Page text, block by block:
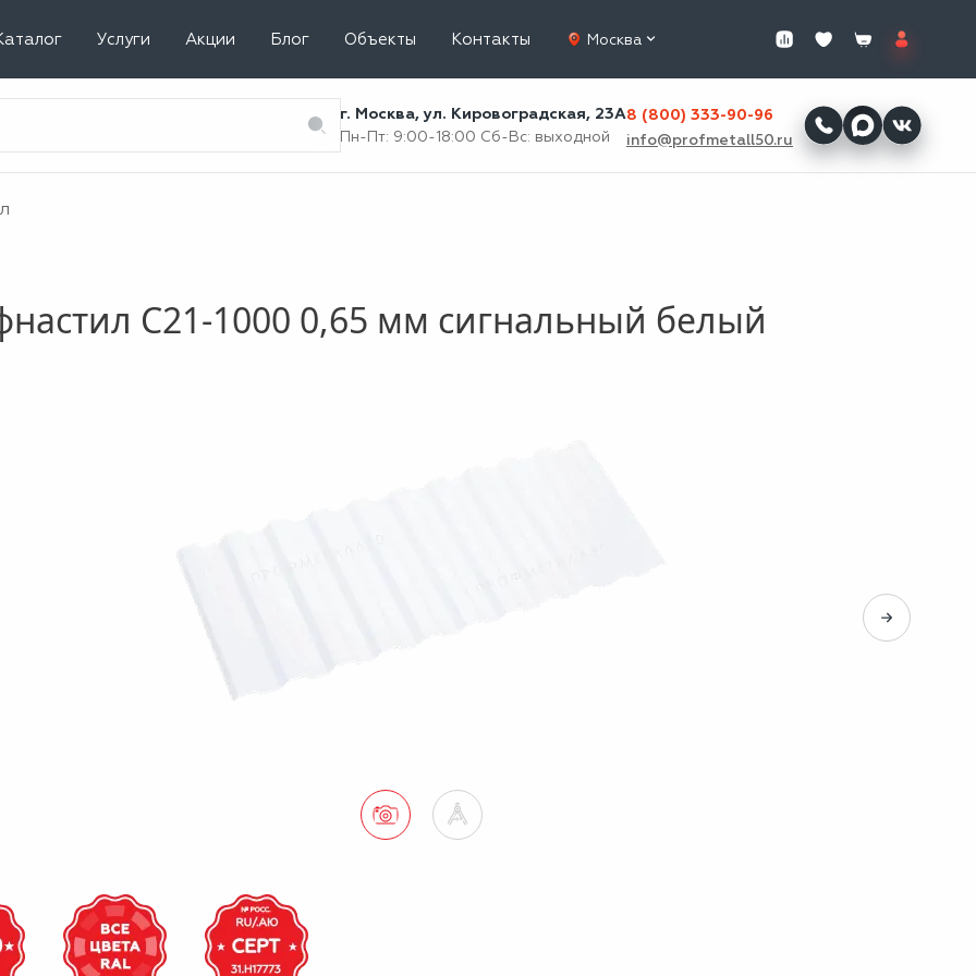
Услуги Акции Блог Объекты Контакты Москва
г. Москва, ул. Кировоградская, 23А
Пн-Пт: 9:00-18:00 Сб-Вс: выходной
8 (800) 333-90-96
info@profmetall50.ru
С21-1000 0,65 мм сигнальный белый